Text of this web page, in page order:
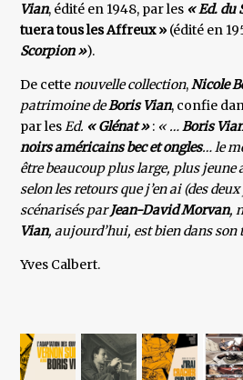
Vian, édité en 1948, par les « Ed. du
tuera tous les Affreux » (édité en
Scorpion »).
De cettenouvelle collection,Nicole
patrimoine deBoris Vian, confie
par lesEd. « Glénat »: « …Boris
noirs américains bec et ongles… le
être beaucoup plus large, plus jeune
selon les retours que j’en ai (des
scénarisés parJean-David Morvan,
Vian, aujourd’hui, est bien dans
Yves Calbert.